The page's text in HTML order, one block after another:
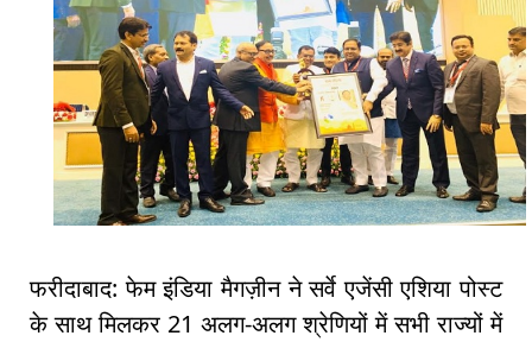
फरीदाबाद: फेम इंडिया मैगज़ीन ने सर्वे एजेंसी एशिया पोस्ट
के साथ मिलकर 21 अलग-अलग श्रेणियों में सभी राज्यों में